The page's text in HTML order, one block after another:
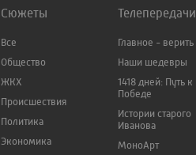
Сюжеты
Все
Общество
ЖКХ
Происшествия
Политика
Экономика
Телепередачи
Главное - верить
Наши шедевры
1418 дней: Путь к
Победе
Истории старого
Иванова
МоноАрт